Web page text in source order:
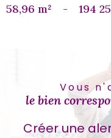
58,96 m² - 194
Vous
le bien
Créer une